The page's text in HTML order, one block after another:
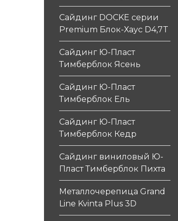
Сайдинг DOCKE серии
Premium Блок-Хаус D4,7T
Сайдинг Ю-Пласт
Тимберблок Ясень
Сайдинг Ю-Пласт
Тимберблок Ель
Сайдинг Ю-Пласт
Тимберблок Кедр
Сайдинг виниловый Ю-
Пласт Тимберблок Пихта
Металлочерепица Grand
Line Kvinta Plus 3D